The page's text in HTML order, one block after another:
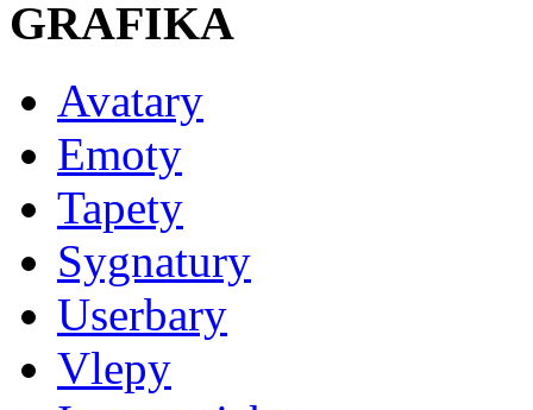
GRAFIKA
Avatary
Emoty
Tapety
Sygnatury
Userbary
Vlepy